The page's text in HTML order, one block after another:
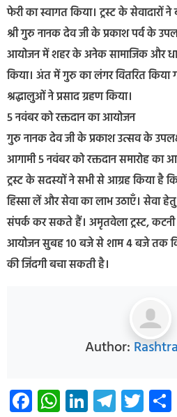
फेरी का स्वागत किया। ट्रस्ट के सेवादारों
श्री गुरु नानक देव जी के प्रकाश पर्व के
आयोजन में शहर के अनेक सामाजिक और
किया। अंत में गुरु का लंगर वितरित किया
श्रद्धालुओं ने प्रसाद ग्रहण किया।
5 नवंबर को रक्तदान का आयोजन
गुरु नानक देव जी के प्रकाश उत्सव के
आगामी 5 नवंबर को रक्तदान समारोह का
ट्रस्ट के सदस्यों ने सभी से आग्रह किया है
हिस्सा लें और सेवा का लाभ उठाएँ। सेवा
संपर्क कर सकते हैं। अमृतवेला ट्रस्ट, कटनी
आयोजन सुबह 10 बजे से शाम 4 बजे तक
की जिंदगी बचा सकती है।
Author:
Facebook
WhatsApp
LinkedIn